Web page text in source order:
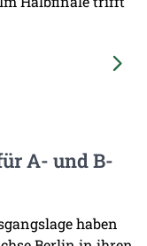
A- und B-
haben